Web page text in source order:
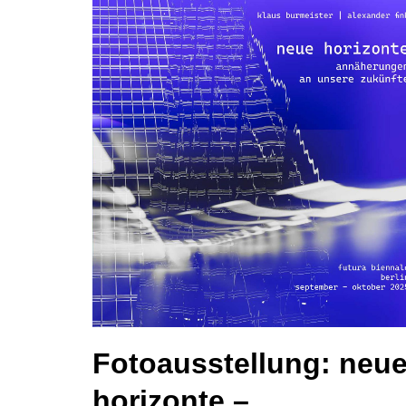
Fotoausstellung: